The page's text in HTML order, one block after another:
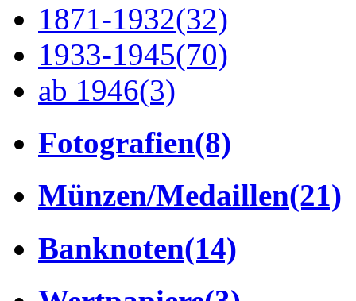
1871-1932(32)
1933-1945(70)
ab 1946(3)
Fotografien(8)
Münzen/Medaillen(21)
Banknoten(14)